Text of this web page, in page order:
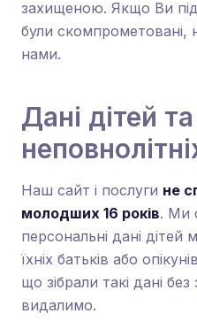
захищеною. Якщо Ви
були скомпрометовані,
нами.
Дані дітей та
Наш сайт і послуги не
молодших 16 років. Ми
персональні дані дітей
їхніх батьків або
що зібрали такі дані
видалимо.